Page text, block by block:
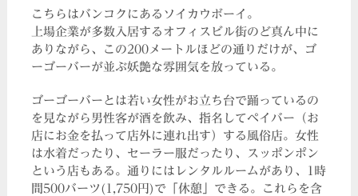
こちらはバンコクにあるソイカウボーイ。
上場企業が多数入居するオフィスビル街のど真ん中に
ありながら、この200メートルほどの通りだけが、ゴ
ーゴーバーが並ぶ妖艶な雰囲気を放っている。
ゴーゴーバーとは若い女性がお立ち台で踊っているの
を見ながら男性客が酒を飲み、指名してペイバー（お
店にお金を払って店外に連れ出す）する風俗店。女性
は水着だったり、セーラー服だったり、スッポンポン
という店もある。通りにはレンタルルームがあり、1時
間500バーツ(1,750円)で「休憩」できる。これらを含